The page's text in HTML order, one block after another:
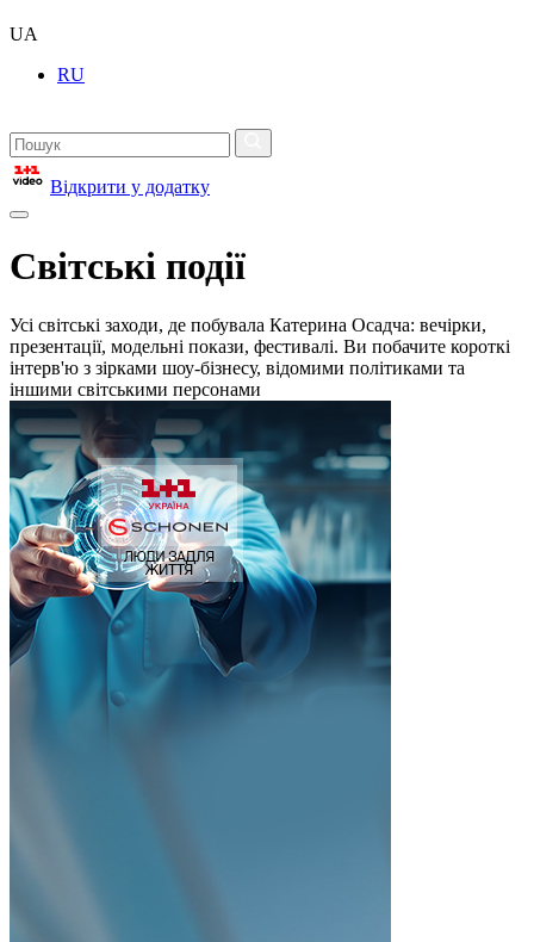
UA
RU
Відкрити у додатку
Світські події
Усі світські заходи, де побувала Катерина Осадча: вечірки,
презентації, модельні покази, фестивалі. Ви побачите короткі
інтерв'ю з зірками шоу-бізнесу, відомими політиками та
іншими світськими персонами